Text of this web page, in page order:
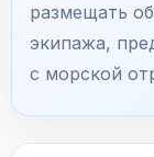
размещать
экипажа,
с морской